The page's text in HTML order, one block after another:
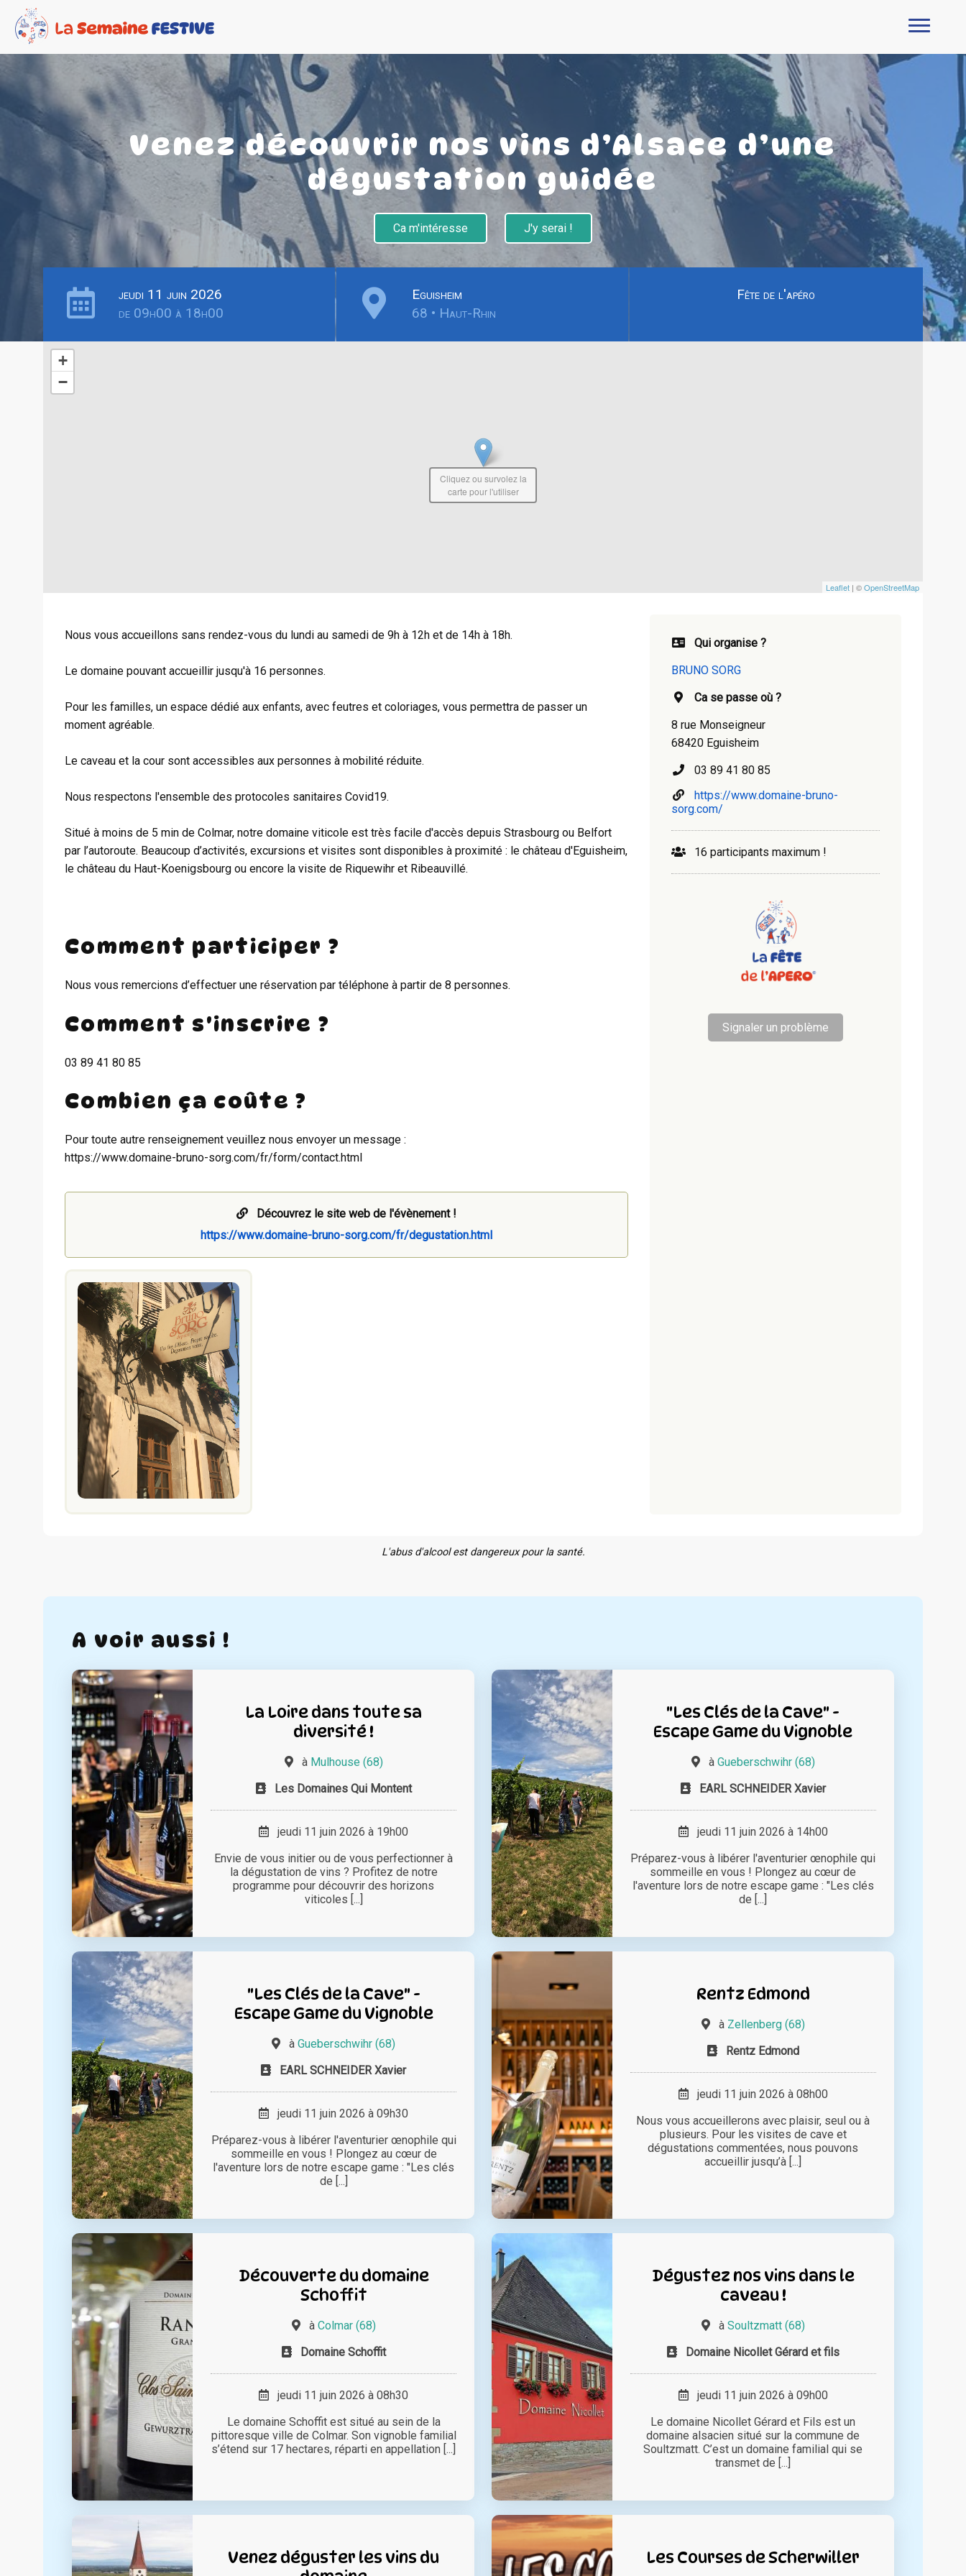
Venez découvrir nos vins d’Alsace d’une
dégustation guidée
Ca m'intéresse J'y serai !
jeudi 11 juin 2026
de 09h00 à 18h00
Eguisheim
68 • Haut-Rhin
Fête de l'apéro
+
−
Leaflet | ©OpenStreetMap
Cliquez ou survolez la
carte pour l'utiliser
Nous vous accueillons sans rendez-vous du lundi au samedi de 9h à 12h et de 14h à 18h.
Le domaine pouvant accueillir jusqu'à 16 personnes.
Pour les familles, un espace dédié aux enfants, avec feutres et coloriages, vous permettra de passer un
moment agréable.
Le caveau et la cour sont accessibles aux personnes à mobilité réduite.
Nous respectons l'ensemble des protocoles sanitaires Covid19.
Situé à moins de 5 min de Colmar, notre domaine viticole est très facile d'accès depuis Strasbourg ou Belfort
par l’autoroute. Beaucoup d’activités, excursions et visites sont disponibles à proximité : le château d'Eguisheim,
le château du Haut-Koenigsbourg ou encore la visite de Riquewihr et Ribeauvillé.
Comment participer ?
Nous vous remercions d’effectuer une réservation par téléphone à partir de 8 personnes.
Comment s'inscrire ?
03 89 41 80 85
Combien ça coûte ?
Pour toute autre renseignement veuillez nous envoyer un message :
https://www.domaine-bruno-sorg.com/fr/form/contact.html
Découvrez le site web de l'évènement !
https://www.domaine-bruno-sorg.com/fr/degustation.html
Qui organise ?
BRUNO SORG
Ca se passe où ?
8 rue Monseigneur
68420 Eguisheim
03 89 41 80 85
https://www.domaine-bruno-
sorg.com/
16 participants maximum !
Signaler un problème
L'abus d'alcool est dangereux pour la santé.
A voir aussi !
La Loire dans toute sa
diversité !
à Mulhouse (68)
Les Domaines Qui Montent
jeudi 11 juin 2026 à 19h00
Envie de vous initier ou de vous perfectionner à
la dégustation de vins ? Profitez de notre
programme pour découvrir des horizons
viticoles [...]
"Les Clés de la Cave" -
Escape Game du Vignoble
à Gueberschwihr (68)
EARL SCHNEIDER Xavier
jeudi 11 juin 2026 à 14h00
Préparez-vous à libérer l'aventurier œnophile qui
sommeille en vous ! Plongez au cœur de
l'aventure lors de notre escape game : "Les clés
de [...]
"Les Clés de la Cave" -
Escape Game du Vignoble
àGueberschwihr (68)
EARL SCHNEIDER Xavier
jeudi 11 juin 2026 à 09h30
Préparez-vous à libérer l'aventurier œnophile qui
sommeille en vous ! Plongez au cœur de
l'aventure lors de notre escape game : "Les clés
de [...]
Rentz Edmond
à Zellenberg (68)
Rentz Edmond
jeudi 11 juin 2026 à 08h00
Nous vous accueillerons avec plaisir, seul ou à
plusieurs. Pour les visites de cave et
dégustations commentées, nous pouvons
accueillir jusqu’à [...]
Découverte du domaine
Schoffit
à Colmar (68)
Domaine Schoffit
jeudi 11 juin 2026 à 08h30
Le domaine Schoffit est situé au sein de la
pittoresque ville de Colmar. Son vignoble familial
s’étend sur 17 hectares, réparti en appellation [...]
Dégustez nos vins dans le
caveau !
à Soultzmatt (68)
Domaine Nicollet Gérard et fils
jeudi 11 juin 2026 à 09h00
Le domaine Nicollet Gérard et Fils est un
domaine alsacien situé sur la commune de
Soultzmatt. C’est un domaine familial qui se
transmet de [...]
Venez déguster les vins du
Les Courses de Scherwiller